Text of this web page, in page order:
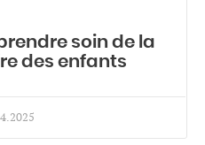
soin de la
des enfants